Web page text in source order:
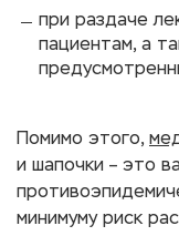
при раздаче
пациентам, а
Помимо этого,
и шапочки – это
минимуму риск